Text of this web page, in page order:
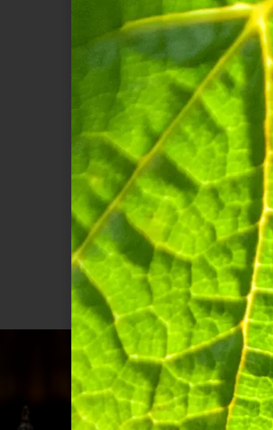
Royale Brut
Rosé is een
rosé van een
assemblage
met 10%
rode wijnen,
zorgvuldig
geselecteerd
door
Nathalie
Laplaige,
keldermeester
van het
huis.